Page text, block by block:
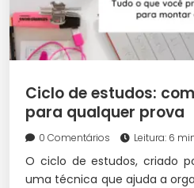
Ciclo de estudos:
para qualquer prova
0 Comentários Leitura: 6
O ciclo de estudos, criado
uma técnica que ajuda a